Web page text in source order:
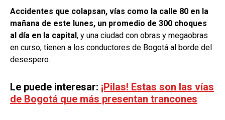
Accidentes que colapsan, vías como la calle 80 en la
mañana de este lunes, un promedio de 300 choques
al día en la capital, y una ciudad con obras y megaobras
en curso, tienen a los conductores de Bogotá al borde del
desespero.
Le puede interesar: ¡Pilas! Estas son las vías
de Bogotá que más presentan trancones